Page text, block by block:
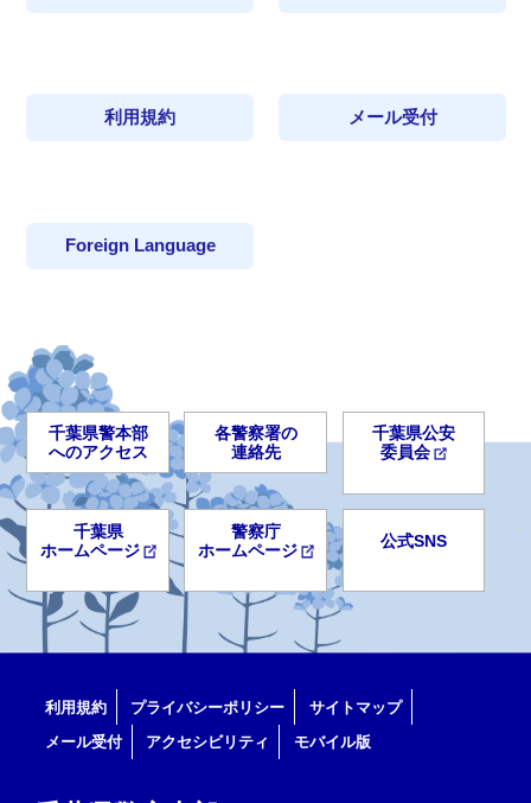
利用規約 メール受付
Foreign Language
千葉県警本部
へのアクセス
各警察署の
連絡先
千葉県公安
委員会
千葉県
ホームページ
警察庁
ホームページ
公式SNS
利用規約 プライバシーポリシー
サイトマップ
メール受付
アクセシビリティ モバイル版